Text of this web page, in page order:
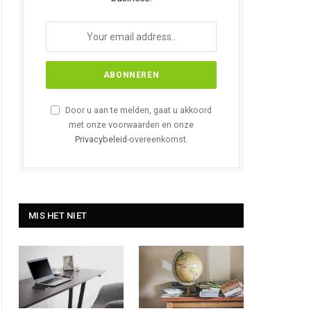
Door u aan te melden, gaat u akkoord
met onze voorwaarden en onze
Privacybeleid-overeenkomst.
MIS HET NIET